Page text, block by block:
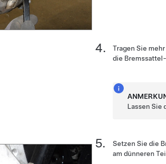
Tragen Sie
die
Lassen Sie
Setzen Sie die
am dünneren